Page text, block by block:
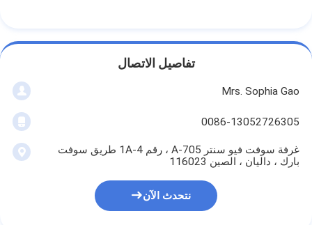
شريط لاصق مزدوج الجوانب
الشريط اللاصق PET
صب الاستثمار الدقيق
لوح العزل الكهربائي
تفاصيل الاتصال
Mrs. Sophia Gao
0086-13052726305
غرفة سوفت فيو سنتر A-705 ، رقم 1A-4 طريق سوفت
بارك ، داليان ، الصين 116023
نتحدث الآن